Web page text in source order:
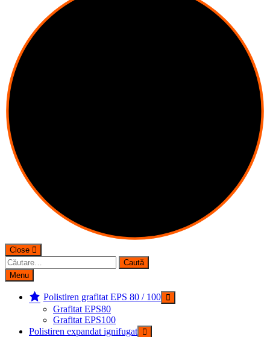
Close
Caută
după:
Menu
Polistiren grafitat EPS 80 / 100
Grafitat EPS80
Grafitat EPS100
Polistiren expandat ignifugat